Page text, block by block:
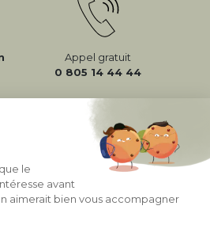
Appel gratuit
0 805 14 44 44